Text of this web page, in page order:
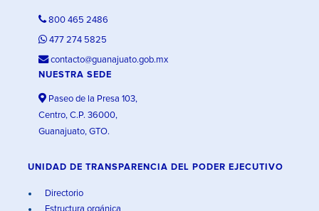
800 465 2486
477 274 5825
contacto@guanajuato.gob.mx
NUESTRA SEDE
Paseo de la Presa 103,
Centro, C.P. 36000,
Guanajuato, GTO.
UNIDAD DE TRANSPARENCIA DEL PODER EJECUTIVO
Directorio
Estructura orgánica